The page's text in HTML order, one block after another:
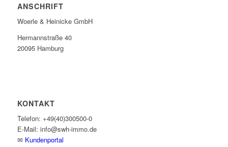
ANSCHRIFT
Woerle & Heinicke GmbH
Hermannstraße 40
20095 Hamburg
KONTAKT
Telefon: +49(40)300500-0
E-Mail: info@swh-immo.de
✉ Kundenportal